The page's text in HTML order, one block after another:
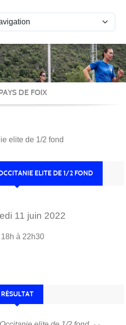
DE FOIX
elite de 1/2 fond
ELITE DE 1/2 FOND
11 juin 2022
à 22h30
RÉSULTAT